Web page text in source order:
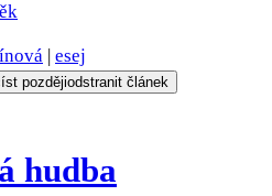
| esej
pozdějiodstranit článek
hudba